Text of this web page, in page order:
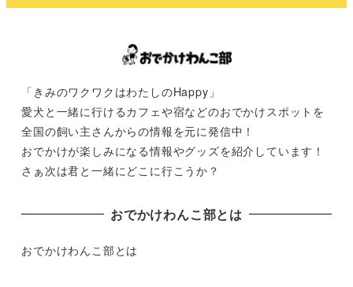
「きみのワクワクはわたしのHappy」
愛犬と一緒に行けるカフェや宿などのおでかけスポットを
全国の飼い主さんからの情報を元に発信中！
おでかけが楽しみになる情報やグッズを紹介しています！
さぁ次は君と一緒にどこに行こうか？
おでかけわんこ部とは
おでかけわんこ部とは